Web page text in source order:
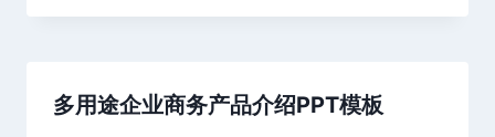
多用途企业商务产品介绍PPT模板